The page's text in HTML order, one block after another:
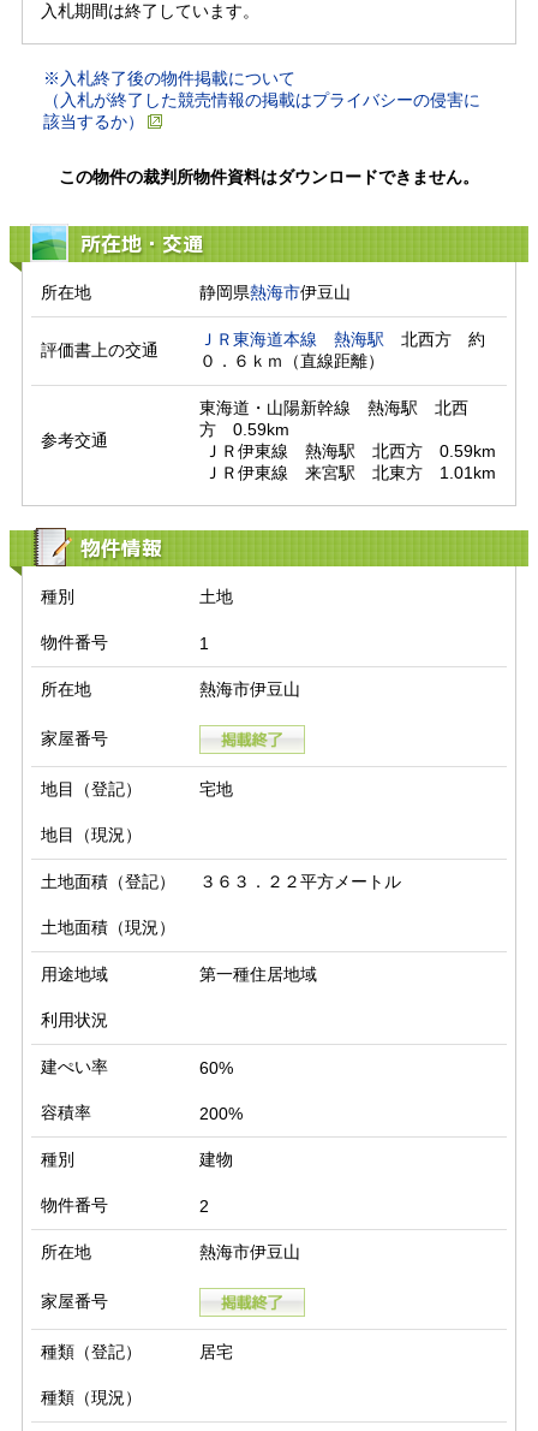
入札期間は終了しています。
※入札終了後の物件掲載について
（入札が終了した競売情報の掲載はプライバシーの侵害に
該当するか）
この物件の裁判所物件資料はダウンロードできません。
所在地・交通
所在地 静岡県熱海市伊豆山
評価書上の交通
ＪＲ東海道本線 熱海駅 北西方　約
０．６ｋｍ（直線距離）
参考交通
東海道・山陽新幹線　熱海駅　北西
方　0.59km
ＪＲ伊東線　来宮駅　北東方　1.01km
物件情報
種別 土地
物件番号 1
所在地 熱海市伊豆山
家屋番号
地目（登記） 宅地
地目（現況）
土地面積（登記） ３６３．２２平方メートル
土地面積（現況）
用途地域 第一種住居地域
利用状況
建ぺい率 60%
容積率 200%
種別 建物
物件番号 2
所在地 熱海市伊豆山
家屋番号
種類（登記） 居宅
種類（現況）